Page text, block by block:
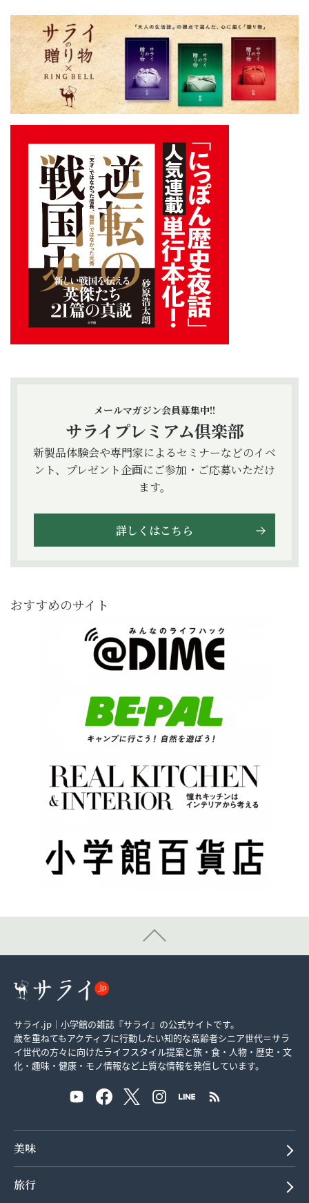
メールマガジン会員募集中!!
サライプレミアム倶楽部
新製品体験会や専門家によるセミナーなどのイベ
ント、プレゼント企画にご参加・ご応募いただけ
ます。
詳しくはこちら
おすすめのサイト
サライ.jp｜小学館の雑誌『サライ』の公式サイトです。
歳を重ねてもアクティブに行動したい知的な高齢者シニア世代＝サラ
イ世代の方々に向けたライフスタイル提案と旅・食・人物・歴史・文
化・趣味・健康・モノ情報など上質な情報を発信しています。
美味
旅行